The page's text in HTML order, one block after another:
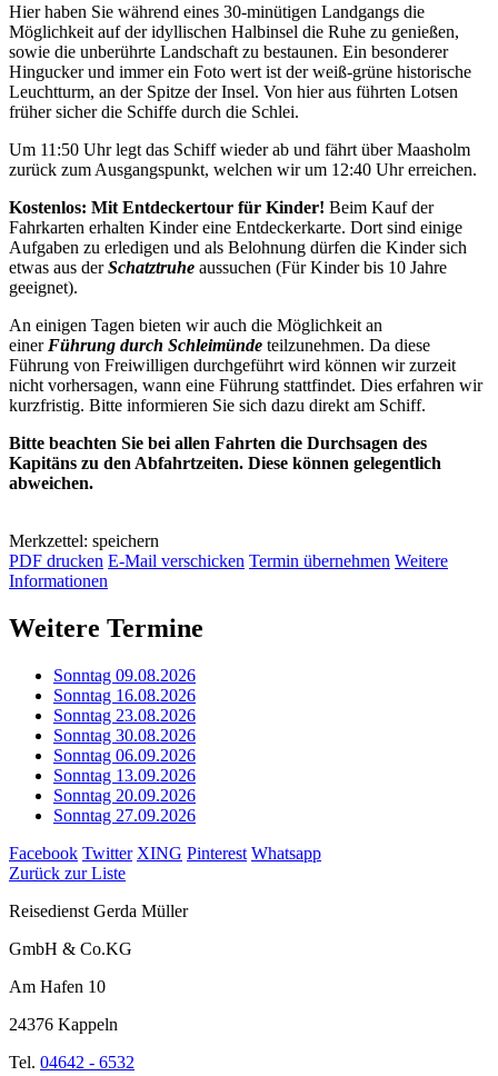
Hier haben Sie während eines 30-minütigen Landgangs die
Möglichkeit auf der idyllischen Halbinsel die Ruhe zu genießen,
sowie die unberührte Landschaft zu bestaunen. Ein besonderer
Hingucker und immer ein Foto wert ist der weiß-grüne historische
Leuchtturm, an der Spitze der Insel. Von hier aus führten Lotsen
früher sicher die Schiffe durch die Schlei.
Um 11:50 Uhr legt das Schiff wieder ab und fährt über Maasholm
zurück zum Ausgangspunkt, welchen wir um 12:40 Uhr erreichen.
Kostenlos: Mit Entdeckertour für Kinder! Beim Kauf der
Fahrkarten erhalten Kinder eine Entdeckerkarte. Dort sind einige
Aufgaben zu erledigen und als Belohnung dürfen die Kinder sich
etwas aus derSchatztruhe aussuchen (Für Kinder bis 10 Jahre
geeignet).
An einigen Tagen bieten wir auch die Möglichkeit an
einer Führung durch Schleimünde teilzunehmen. Da diese
Führung von Freiwilligen durchgeführt wird können wir zurzeit
nicht vorhersagen, wann eine Führung stattfindet. Dies erfahren wir
kurzfristig. Bitte informieren Sie sich dazu direkt am Schiff.
Bitte beachten Sie bei allen Fahrten die Durchsagen des
Kapitäns zu den Abfahrtzeiten. Diese können gelegentlich
abweichen.
Merkzettel: speichern
PDF drucken E-Mail verschicken Termin übernehmen Weitere
Informationen
Weitere Termine
Sonntag 09.08.2026
Sonntag 16.08.2026
Sonntag 23.08.2026
Sonntag 30.08.2026
Sonntag 06.09.2026
Sonntag 13.09.2026
Sonntag 20.09.2026
Sonntag 27.09.2026
Facebook Twitter XING Pinterest Whatsapp
Zurück zur Liste
Reisedienst Gerda Müller
GmbH & Co.KG
Am Hafen 10
24376 Kappeln
Tel. 04642 - 6532